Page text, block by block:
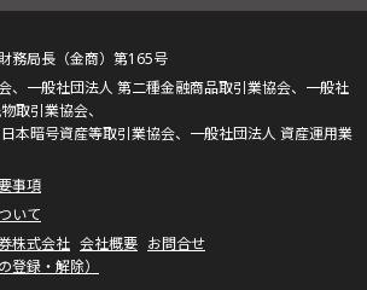
務局長（金商）第165号
、一般社団法人 第二種金融商品取引業協会、一般社
取引業協会、
本暗号資産等取引業協会、一般社団法人 資産運用業
事項
いて
株式会社 会社概要 お問合せ
登録・解除）